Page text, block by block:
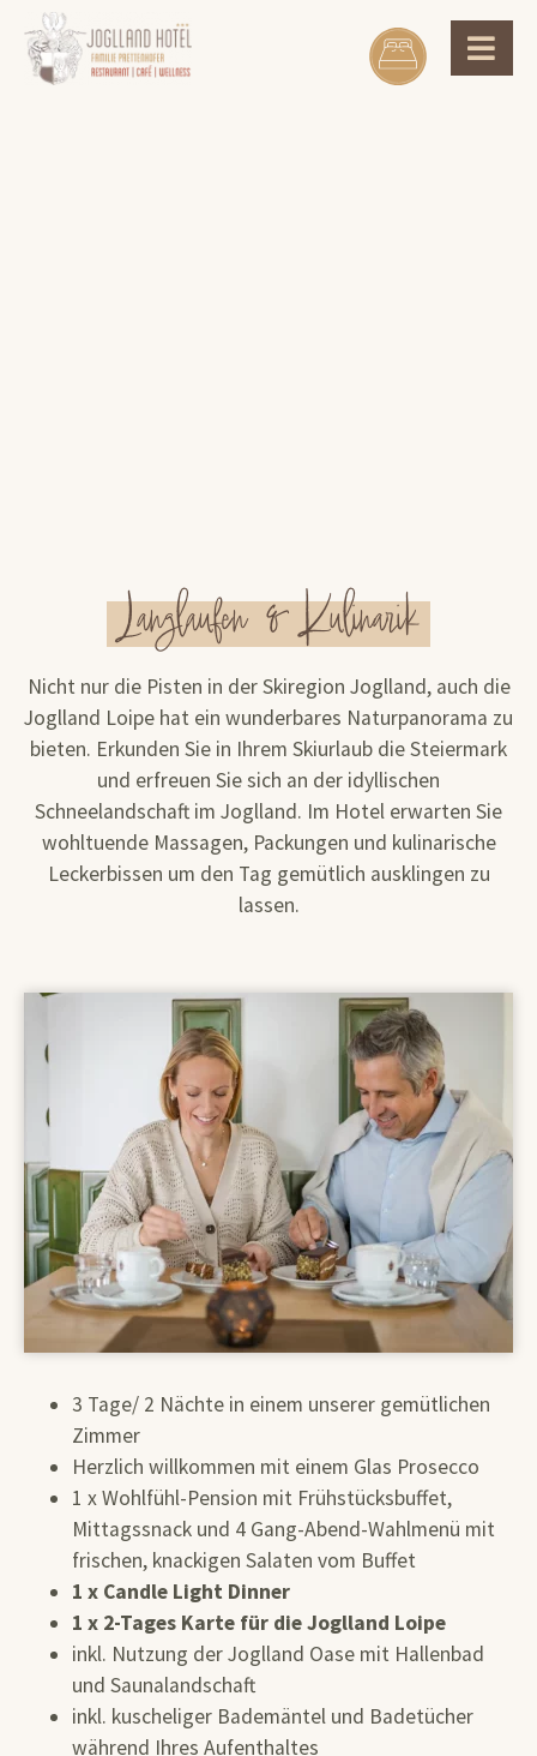
Langlaufen & Kulinarik
Nicht nur die Pisten in der Skiregion Joglland, auch die
Joglland Loipe hat ein wunderbares Naturpanorama zu
bieten. Erkunden Sie in Ihrem Skiurlaub die Steiermark
und erfreuen Sie sich an der idyllischen
Schneelandschaft im Joglland. Im Hotel erwarten Sie
wohltuende Massagen, Packungen und kulinarische
Leckerbissen um den Tag gemütlich ausklingen zu
lassen.
3 Tage/ 2 Nächte in einem unserer gemütlichen
Zimmer
Herzlich willkommen mit einem Glas Prosecco
1 x Wohlfühl-Pension mit Frühstücksbuffet,
Mittagssnack und 4 Gang-Abend-Wahlmenü mit
frischen, knackigen Salaten vom Buffet
1 x Candle Light Dinner
1 x 2-Tages Karte für die Joglland Loipe
inkl. Nutzung der Joglland Oase mit Hallenbad
und Saunalandschaft
inkl. kuscheliger Bademäntel und Badetücher
während Ihres Aufenthaltes